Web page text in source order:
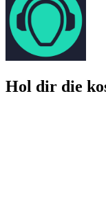
Hol dir die